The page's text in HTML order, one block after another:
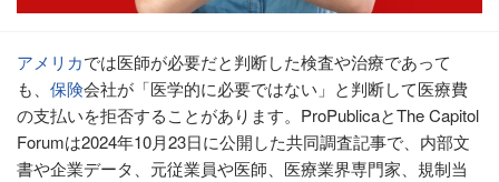
アメリカでは医師が必要だと判断した検査や治療であって
も、 保険会社が「医学的に必要ではない」と判断して医療費
の支払いを拒否することがあります。ProPublicaとThe Capitol
Forumは2024年10月23日に公開した共同調査記事で、内部文
書や企業データ、元従業員や医師、医療業界専門家、規制当